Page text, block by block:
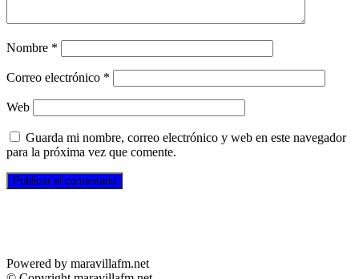
Nombre *
Correo electrónico *
Web
Guarda mi nombre, correo electrónico y web en este navegador
para la próxima vez que comente.
Powered by maravillafm.net